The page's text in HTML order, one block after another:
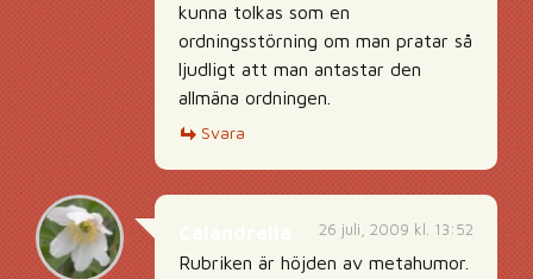
kunna tolkas som en
ordningsstörning om man pratar så
ljudligt att man antastar den
allmäna ordningen.
Svara
26 juli, 2009 kl. 13:52
Rubriken är höjden av metahumor.